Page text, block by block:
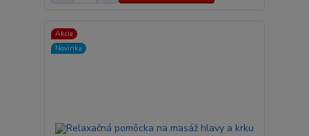
Akcia
Novinka